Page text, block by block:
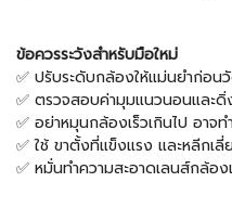
ข้อควรระวังสำหรับมือใหม่
✅ ปรับระดับกล้องให้แม่นยำก่อน
✅ ตรวจสอบค่ามุมแนวนอนและ
✅ อย่าหมุนกล้องเร็วเกินไป อาจ
✅ ใช้ ขาตั้งที่แข็งแรง และหลีกเลี่
✅ หมั่นทำความสะอาดเลนส์กล้อ